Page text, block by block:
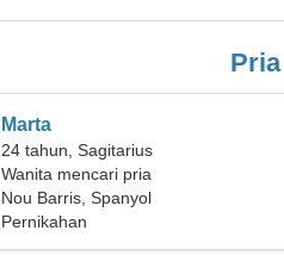
Marta
24 tahun, Sagitarius
Wanita mencari pria
Nou Barris, Spanyol
Pernikahan